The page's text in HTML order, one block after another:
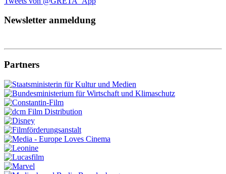
Newsletter anmeldung
Partners